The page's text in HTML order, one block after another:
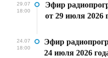
29.07
18:00
Эфир
от 29 июля 2026
24.07
18:00
Эфир
24 июля 2026